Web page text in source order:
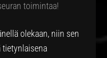
toimintaa!
olekaan, niin sen
tietynlaisena